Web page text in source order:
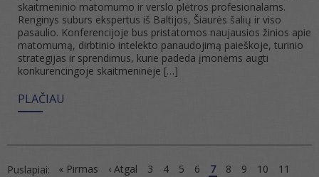
skaitmeninio matomumo ir verslo plėtros profesionalams.
Renginys suburs ekspertus iš Baltijos, Šiaurės šalių ir viso
pasaulio. Konferencijoje bus pristatomos naujausios žinios apie
matomumą, dirbtinio intelekto panaudojimą paieškoje, turinio
strategijas ir sprendimus, kurie padeda įmonėms augti
konkurencingoje skaitmeninėje […]
PLAČIAU
Puslapiai: « Pirmas ‹ Atgal 3 4 5 6 7 8 9 10
11